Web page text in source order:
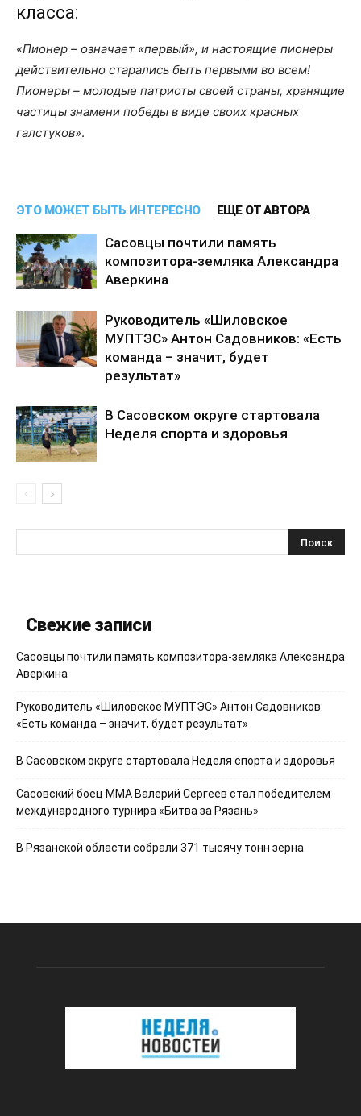
класса:
«Пионер – означает «первый», и настоящие пионеры
действительно старались быть первыми во всем!
Пионеры – молодые патриоты своей страны, хранящие
частицы знамени победы в виде своих красных
галстуков».
ЭТО МОЖЕТ БЫТЬ ИНТЕРЕСНО ЕЩЕ ОТ АВТОРА
Сасовцы почтили память
композитора-земляка Александра
Аверкина
Руководитель «Шиловское
МУПТЭС» Антон Садовников: «Есть
команда – значит, будет
результат»
В Сасовском округе стартовала
Неделя спорта и здоровья
Свежие записи
Сасовцы почтили память композитора-земляка Александра
Аверкина
Руководитель «Шиловское МУПТЭС» Антон Садовников:
«Есть команда – значит, будет результат»
В Сасовском округе стартовала Неделя спорта и здоровья
Сасовский боец ММА Валерий Сергеев стал победителем
международного турнира «Битва за Рязань»
В Рязанской области собрали 371 тысячу тонн зерна